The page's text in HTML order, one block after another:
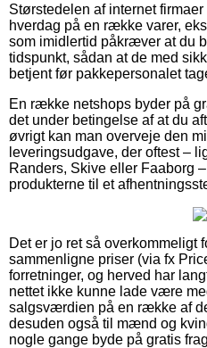
Størstedelen af internet
hverdag på en række varer,
som imidlertid påkræver at du
tidspunkt, sådan at de med
betjent før pakkepersonalet
En række netshops byder på
det under betingelse af at du
øvrigt kan man overveje den
leveringsudgave, der oftest –
Randers, Skive eller Faaborg
produkterne til et
Det er jo ret så overkommeligt
sammenligne priser (via fx
forretninger, og herved har
nettet ikke kunne lade være
salgsværdien på en række af
desuden også til mænd og
nogle gange byde på gratis